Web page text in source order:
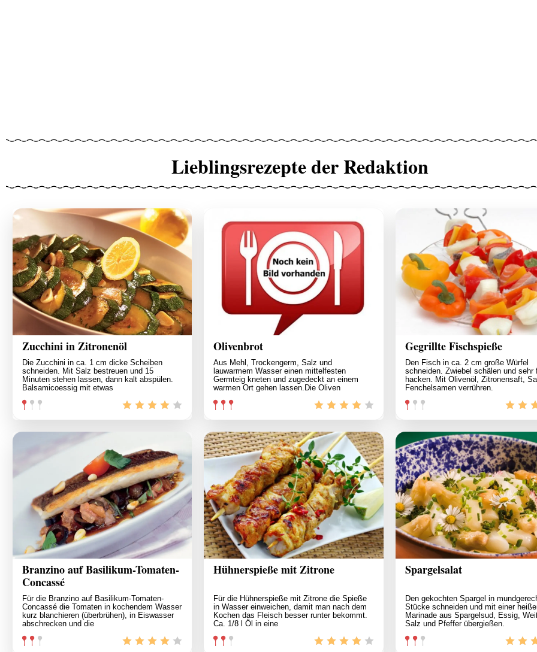
Lieblingsrezepte der Redaktion
Zucchini in Zitronenöl
Die Zucchini in ca. 1 cm dicke Scheiben
schneiden. Mit Salz bestreuen und 15
Minuten stehen lassen, dann kalt abspülen.
Balsamicoessig mit etwas
Olivenbrot
Aus Mehl, Trockengerm, Salz und
lauwarmem Wasser einen mittelfesten
Germteig kneten und zugedeckt an einem
warmen Ort gehen lassen.Die Oliven
Gegrillte Fischspieße
Den Fisch in ca. 2 cm große Würfel
schneiden. Zwiebel schälen und sehr
hacken. Mit Olivenöl, Zitronensaft,
Fenchelsamen verrühren.
Branzino auf Basilikum-Tomaten-
Concassé
Für die Branzino auf Basilikum-Tomaten-
Concassé die Tomaten in kochendem Wasser
kurz blanchieren (überbrühen), in Eiswasser
abschrecken und die
Hühnerspieße mit Zitrone
Für die Hühnerspieße mit Zitrone die Spieße
in Wasser einweichen, damit man nach dem
Kochen das Fleisch besser runter bekommt.
Ca. 1/8 l Öl in eine
Spargelsalat
Den gekochten Spargel in
Stücke schneiden und mit einer
Marinade aus Spargelsud, Essig,
Salz und Pfeffer übergießen.